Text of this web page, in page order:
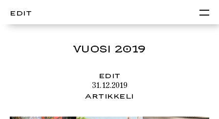
EDIT
VUOSI 2019
EDIT
31.12.2019
ARTIKKELI